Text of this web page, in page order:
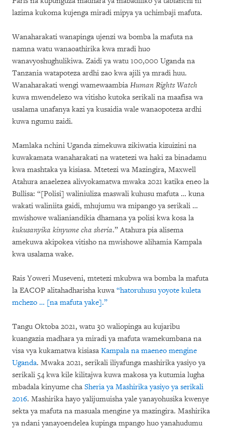
lazima kukoma kujenga miradi mipya ya uchimbaji mafuta.
Wanaharakati wanapinga ujenzi wa bomba la mafuta na
namna watu wanaoathirika kwa mradi huo
wanavyoshughulikiwa. Zaidi ya watu 100,000 Uganda na
Tanzania watapoteza ardhi zao kwa ajili ya mradi huu.
Wanaharakati wengi wamewaambia Human Rights Watch
kuwa mwendelezo wa vitisho kutoka serikali na maafisa wa
usalama unafanya kazi ya kusaidia wale wanaopoteza ardhi
kuwa ngumu zaidi.
Mamlaka nchini Uganda zimekuwa zikiwatia kizuizini na
kuwakamata wanaharakati na watetezi wa haki za binadamu
kwa mashtaka ya kisiasa. Mtetezi wa Mazingira, Maxwell
Atahura anaelezea alivyokamatwa mwaka 2021 katika eneo la
Bullisa: “[Polisi] waliniuliza maswali kuhusu mafuta … kuna
wakati waliniita gaidi, mhujumu wa mipango ya serikali …
mwishowe walianiandikia dhamana ya polisi kwa kosa la
kukusanyika kinyume cha sheria.” Atahura pia alisema
amekuwa akipokea vitisho na mwishowe alihamia Kampala
kwa usalama wake.
Rais Yoweri Museveni, mtetezi mkubwa wa bomba la mafuta
la EACOP alitahadharisha kuwa “hatoruhusu yoyote kuleta
mchezo … [na mafuta yake].”
Tangu Oktoba 2021, watu 30 waliopinga au kujaribu
kuangazia madhara ya miradi ya mafuta wamekumbana na
visa vya kukamatwa kisiasa Kampala na maeneo mengine
Uganda. Mwaka 2021, serikali iliyafunga mashirika yasiyo ya
serikali 54 kwa kile kilitajwa kuwa makosa ya kutumia lugha
mbadala kinyume cha Sheria ya Mashirika yasiyo ya serikali
2016. Mashirika hayo yalijumuisha yale yanayohusika kwenye
sekta ya mafuta na masuala mengine ya mazingira. Mashirika
ya ndani yanayoendelea kupinga mpango huo yanahudumu